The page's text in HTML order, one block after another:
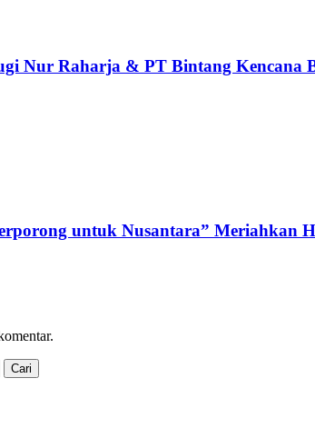
Nur Raharja & PT Bintang Kencana
untuk Nusantara” Meriahkan